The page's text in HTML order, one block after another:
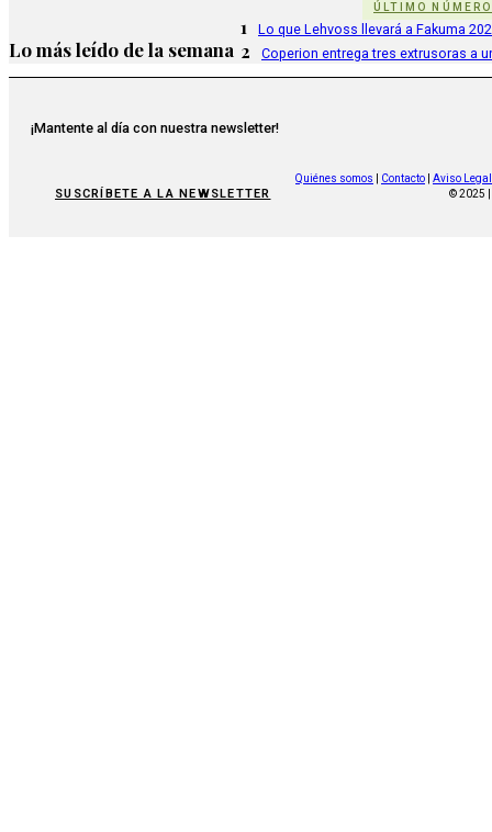
ÚLTIMO NÚMERO
Lo más leído de la semana
1 Lo que Lehvoss llevará a Fakuma
2 Coperion entrega tres extrusoras a
¡Mantente al día con nuestra newsletter!
SUSCRÍBETE A LA NEWSLETTER
Quiénes somos Contacto
Aviso Legal
© 2025